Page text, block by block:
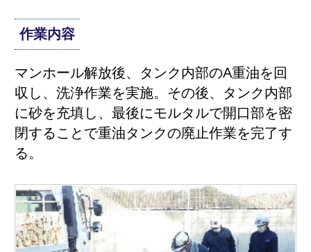
作業内容
マンホール解放後、タンク内部のA重油を回
収し、洗浄作業を実施。その後、タンク内部
に砂を充填し、最後にモルタルで開口部を密
閉することで重油タンクの廃止作業を完了す
る。